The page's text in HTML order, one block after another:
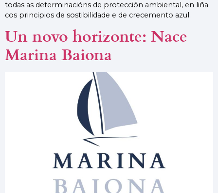
todas as determinacións de protección ambiental, en liña
cos principios de sostibilidade e de crecemento azul.
Un novo horizonte: Nace
Marina Baiona